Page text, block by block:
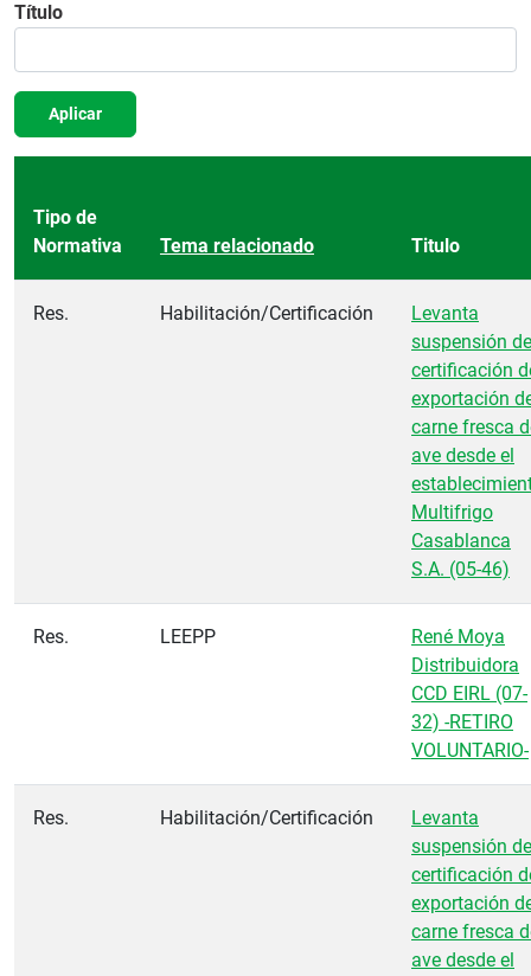
Título
Aplicar
Tipo de
Normativa
Tema relacionado Titulo
Res. Habilitación/Certificación
Levanta
suspensión de
certificación
exportación
carne fresca
ave desde el
Multifrigo
Casablanca
S.A. (05-46)
Res. LEEPP
René Moya
Distribuidora
CCD EIRL (07-
32) -RETIRO
VOLUNTARIO-
Res. Habilitación/Certificación
Levanta
suspensión de
certificación
exportación
carne fresca
ave desde el